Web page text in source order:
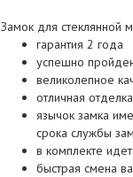
Замок для стеклянной
гарантия 2 года
успешно
великолепное
отличная отделка
язычок замка
срока службы
в комплекте
быстрая смена